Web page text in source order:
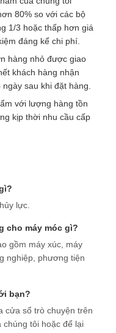
80% so với các bộ
1/3 hoặc thấp hơn giá
đáng kể chi phí.
hàng nhỏ được giao
khách hàng nhận
sau khi đặt hàng.
với lượng hàng tồn
kịp thời nhu cầu cấp
lực.
cho máy móc gì?
gồm máy xúc, máy
nghiệp, phương tiện
bạn?
cửa sổ trò chuyện trên
chúng tôi hoặc để lại